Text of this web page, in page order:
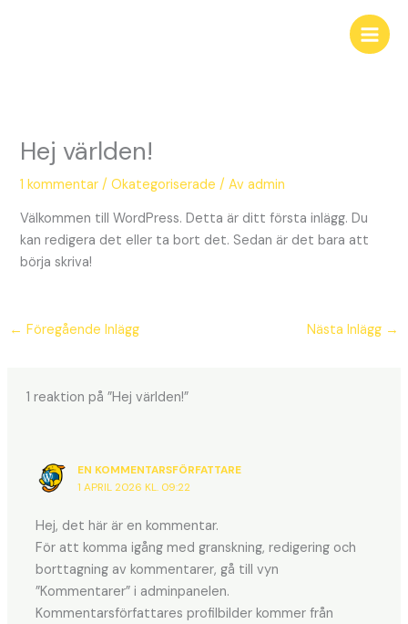
Hej världen!
1 kommentar /Okategoriserade / Avadmin
Välkommen till WordPress. Detta är ditt första inlägg. Du
kan redigera det eller ta bort det. Sedan är det bara att
börja skriva!
← Föregående Inlägg Nästa Inlägg →
1 reaktion på ”Hej världen!”
EN KOMMENTARSFÖRFATTARE
1 APRIL 2026 KL. 09:22
Hej, det här är en kommentar.
För att komma igång med granskning, redigering och
borttagning av kommentarer, gå till vyn
”Kommentarer” i adminpanelen.
Kommentarsförfattares profilbilder kommer från